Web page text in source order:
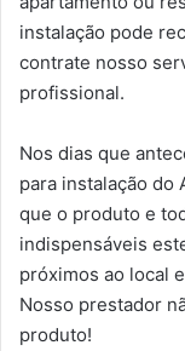
instalação pode
contrate nosso
profissional.
Nos dias que
para instalação do
que o produto e
indispensáveis
próximos ao local
Nosso prestador
produto!